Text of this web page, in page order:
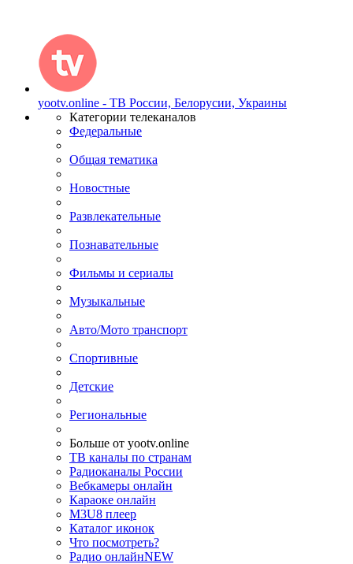
yootv.online - ТВ России, Белорусии, Украины
Категории телеканалов
Федеральные
Общая тематика
Новостные
Развлекательные
Познавательные
Фильмы и сериалы
Музыкальные
Авто/Мото транспорт
Спортивные
Детские
Региональные
Больше от yootv.online
ТВ каналы по странам
Радиоканалы России
Вебкамеры онлайн
Караоке онлайн
M3U8 плеер
Каталог иконок
Что посмотреть?
Радио онлайнNEW